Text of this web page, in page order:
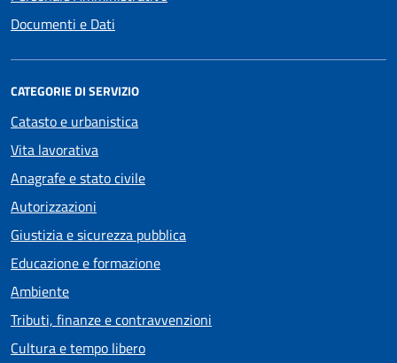
Documenti e Dati
CATEGORIE DI SERVIZIO
Catasto e urbanistica
Vita lavorativa
Anagrafe e stato civile
Autorizzazioni
Giustizia e sicurezza pubblica
Educazione e formazione
Ambiente
Tributi, finanze e contravvenzioni
Cultura e tempo libero